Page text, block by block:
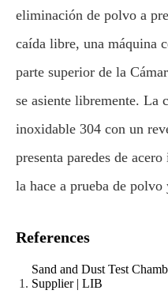
eliminación de polvo a
caída libre, una máquina
parte superior de la
se asiente libremente. La
inoxidable 304 con un
presenta paredes de
la hace a prueba de
References
Sand and Dust Test
Supplier | LIB